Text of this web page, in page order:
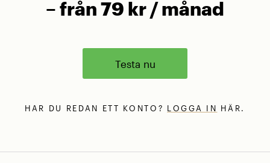
– från 79 kr / månad
Testa nu
HAR DU REDAN ETT KONTO? LOGGA IN HÄR.